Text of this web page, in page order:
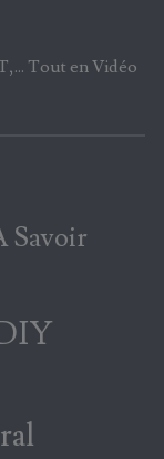
Tout en Vidéo
Savoir